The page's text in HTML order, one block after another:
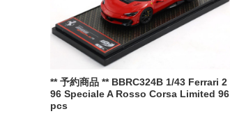
** 予約商品 ** BBRC324B 1/43 Ferrari 2
96 Speciale A Rosso Corsa Limited 96
pcs